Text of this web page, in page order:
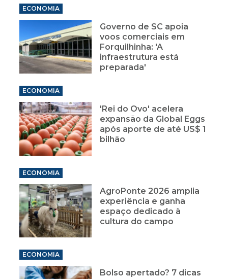
ECONOMIA
Governo de SC apoia
voos comerciais em
Forquilhinha: 'A
infraestrutura está
preparada'
ECONOMIA
'Rei do Ovo' acelera
expansão da Global Eggs
após aporte de até US$ 1
bilhão
ECONOMIA
AgroPonte 2026 amplia
experiência e ganha
espaço dedicado à
cultura do campo
ECONOMIA
Bolso apertado? 7 dicas